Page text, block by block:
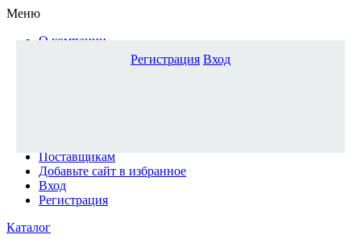
Меню
О компании
Доставка и оплата
Поставщикам
Добавьте сайт в избранное
Вход
Регистрация
Каталог
Регистрация Вход